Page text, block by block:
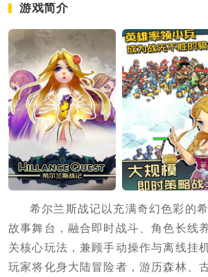
游戏简介
希尔兰斯战记以充满奇幻色彩的
故事舞台，融合即时战斗、角色长线
关核心玩法，兼顾手动操作与离线挂
玩家将化身大陆冒险者，游历森林、